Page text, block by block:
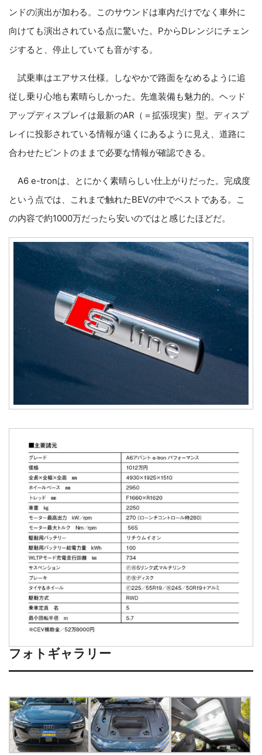
ンドの演出が加わる。このサウンドは車内だけでなく車外に
向けても演出されている点に驚いた。PからDレンジにチェン
ジすると、停止していても音がする。
試乗車はエアサス仕様。しなやかで路面をなめるように追
従し乗り心地も素晴らしかった。先進装備も魅力的。ヘッド
アップディスプレイは最新のAR（＝拡張現実）型。ディスプ
レイに投影されている情報が遠くにあるように見え、道路に
合わせたピントのままで必要な情報が確認できる。
A6 e-tronは、とにかく素晴らしい仕上がりだった。完成度
という点では、これまで触れたBEVの中でベストである。こ
の内容で約1000万だったら安いのではと感じたほどだ。
フォトギャラリー